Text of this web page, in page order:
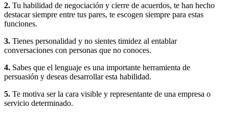
2. Tu habilidad de negociación y cierre de acuerdos, te han hecho
destacar siempre entre tus pares, te escogen siempre para estas
funciones.
3. Tienes personalidad y no sientes timidez al entablar
conversaciones con personas que no conoces.
4. Sabes que el lenguaje es una importante herramienta de
persuasión y deseas desarrollar esta habilidad.
5. Te motiva ser la cara visible y representante de una empresa o
servicio determinado.